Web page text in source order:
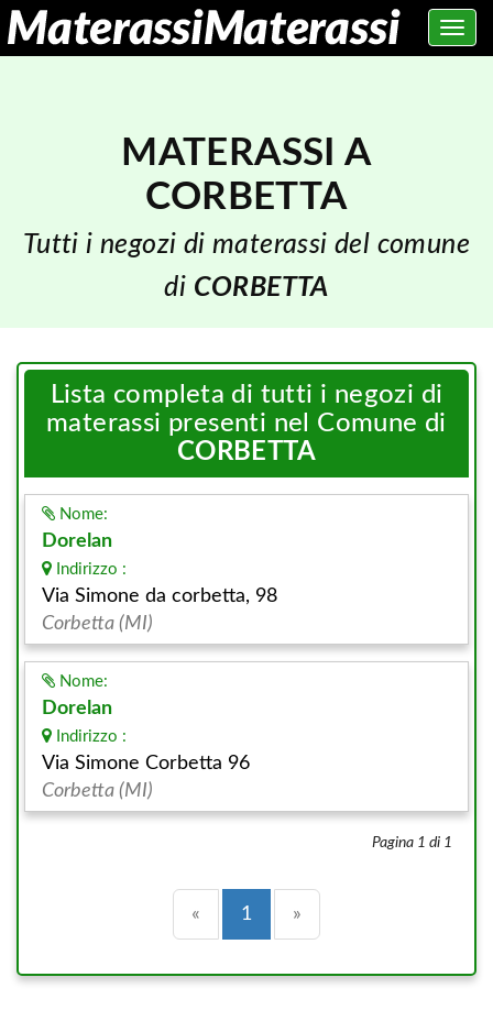
Toggle
MATERASSI A
CORBETTA
Tutti i negozi di materassi del comune
di CORBETTA
Lista completa di tutti i negozi di
materassi presenti nel Comune di
CORBETTA
Nome:
Dorelan
Indirizzo :
Via Simone da corbetta, 98
Corbetta (MI)
Nome:
Dorelan
Indirizzo :
Via Simone Corbetta 96
Corbetta (MI)
Pagina 1 di 1
« Precedente
1 (current)
»